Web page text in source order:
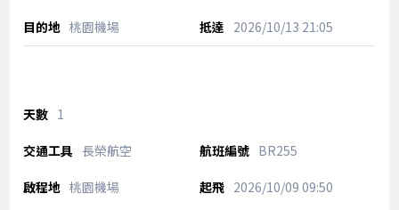
桃園機場 2026/10/13 21:05
1
長榮航空 BR255
桃園機場 2026/10/09 09:50